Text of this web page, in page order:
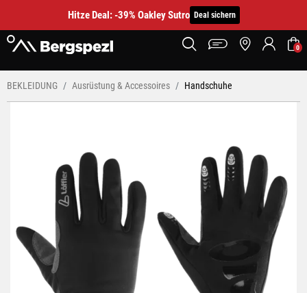
Hitze Deal: -39% Oakley Sutro Deal sichern
0
BEKLEIDUNG Ausrüstung & Accessoires Handschuhe